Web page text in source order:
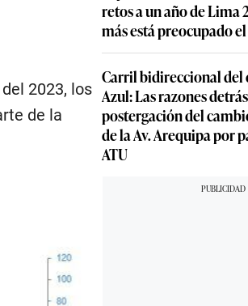
2023, los
de la
retos a un año de Lima
más está preocupado
Carril bidireccional del
Azul: Las razones
postergación del
de la Av. Arequipa por
ATU